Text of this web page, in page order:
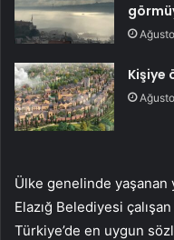
Kişiye
Ülke genelinde yaşanan
Elazığ Belediyesi çalışan
Türkiye’de en uygun